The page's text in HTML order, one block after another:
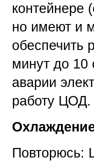
контейнере
но имеют и
обеспечить
минут до 10
аварии
работу ЦОД.
Повторюсь: